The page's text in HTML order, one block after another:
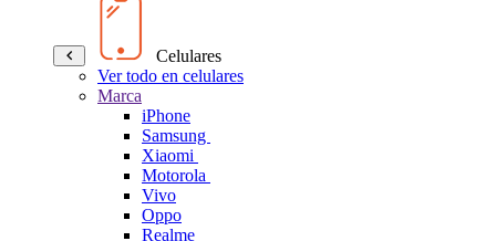
Celulares
Ver todo en celulares
Marca
iPhone
Samsung
Xiaomi
Motorola
Vivo
Oppo
Realme